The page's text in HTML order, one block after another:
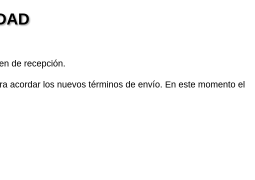
de recepción.
acordar los nuevos términos de envío. En este momento el